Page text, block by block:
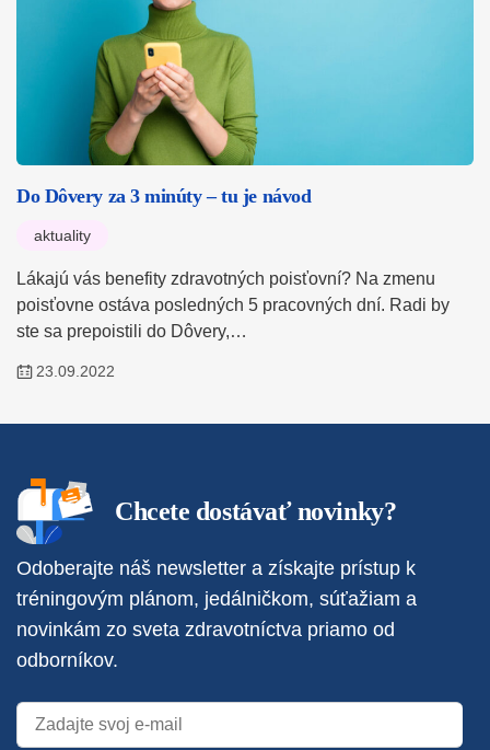
Do Dôvery za 3 minúty – tu je návod
aktuality
Lákajú vás benefity zdravotných poisťovní? Na zmenu
poisťovne ostáva posledných 5 pracovných dní. Radi by
ste sa prepoistili do Dôvery,…
23.09.2022
Chcete dostávať novinky?
Odoberajte náš newsletter a získajte prístup k
tréningovým plánom, jedálničkom, súťažiam a
novinkám zo sveta zdravotníctva priamo od
odborníkov.